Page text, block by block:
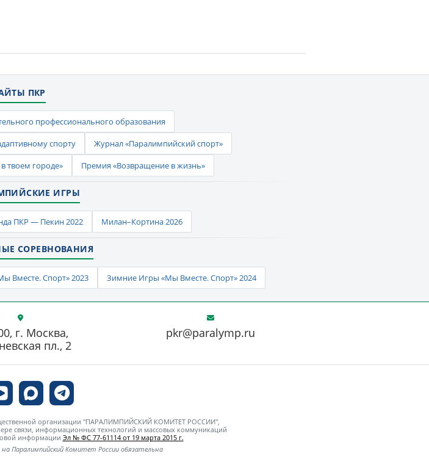
ПКР
профессионального образования
спорту
Журнал «Паралимпийский спорт»
твоем городе»
Премия «Возвращение в жизнь»
ИГРЫ
ПКР — Пекин 2022 Милан–Кортина 2026
СОРЕВНОВАНИЯ
Вместе. Спорт» 2023 Зимние Игры «Мы Вместе. Спорт» 2024
pkr@paralymp.ru
г. Москва,
пл., 2
организации "ПАРАЛИМПИЙСКИЙ КОМИТЕТ РОССИИ",
связи, информационных технологий и массовых коммуникаций
информации Эл № ФС 77-61114 от 19 марта 2015 г.
Паралимпийский Комитет России обязательна